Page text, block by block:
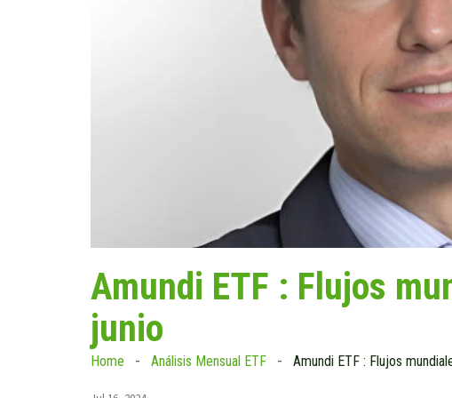
Amundi ETF : Flujos
junio
Home Análisis Mensual ETF Amundi ETF : Flujos